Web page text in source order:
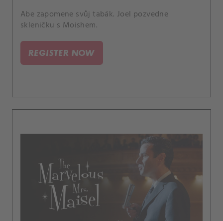
Abe zapomene svůj tabák. Joel pozvedne
skleničku s Moishem.
REGISTER NOW